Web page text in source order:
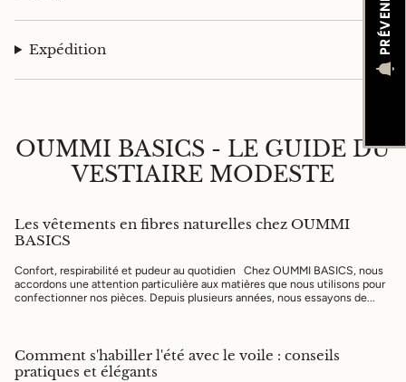
Expédition
OUMMI BASICS - LE GUIDE DU
VESTIAIRE MODESTE
Les vêtements en fibres naturelles chez OUMMI
BASICS
Confort, respirabilité et pudeur au quotidien Chez OUMMI BASICS, nous
accordons une attention particulière aux matières que nous utilisons pour
confectionner nos pièces. Depuis plusieurs années, nous essayons de...
Comment s'habiller l'été avec le voile : conseils
pratiques et élégants